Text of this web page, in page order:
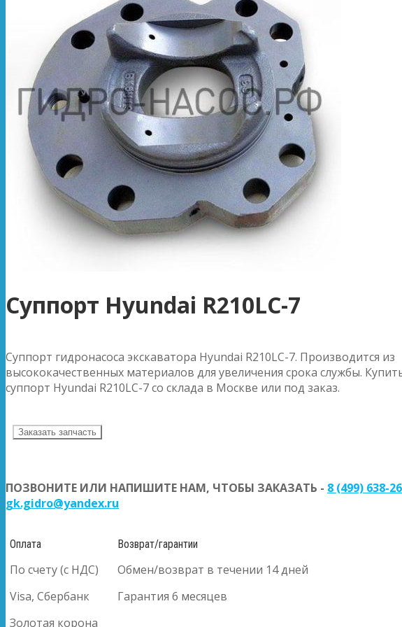
Суппорт Hyundai R210LC-7
Суппорт гидронасоса экскаватора Hyundai R210LC-7. Производится из
высококачественных материалов для увеличения срока службы.
суппорт Hyundai R210LC-7 со склада в Москве или под заказ.
Заказать запчасть
ПОЗВОНИТЕ ИЛИ НАПИШИТЕ НАМ, ЧТОБЫ ЗАКАЗАТЬ - 8 (499) 638-
gk.gidro@yandex.ru
Оплата
По счету (с НДС)
Visa, Сбербанк
Золотая корона
Возврат/гарантии
Обмен/возврат в течении 14 дней
Гарантия 6 месяцев